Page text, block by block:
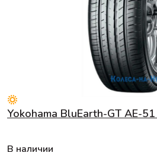
Yokohama BluEarth-GT AE-
В наличии